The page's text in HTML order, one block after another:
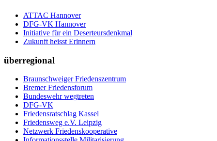
ATTAC Hannover
DFG-VK Hannover
Initiative für ein Deserteursdenkmal
Zukunft heisst Erinnern
überregional
Braunschweiger Friedenszentrum
Bremer Friedensforum
Bundeswehr wegtreten
DFG-VK
Friedensratschlag Kassel
Friedensweg e.V. Leipzig
Netzwerk Friedenskooperative